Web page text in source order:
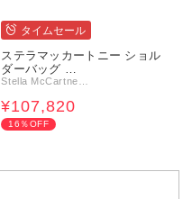
タイムセール
ステラマッカートニー ショル
ダーバッグ …
Stella McCartne…
¥107,820
16％OFF